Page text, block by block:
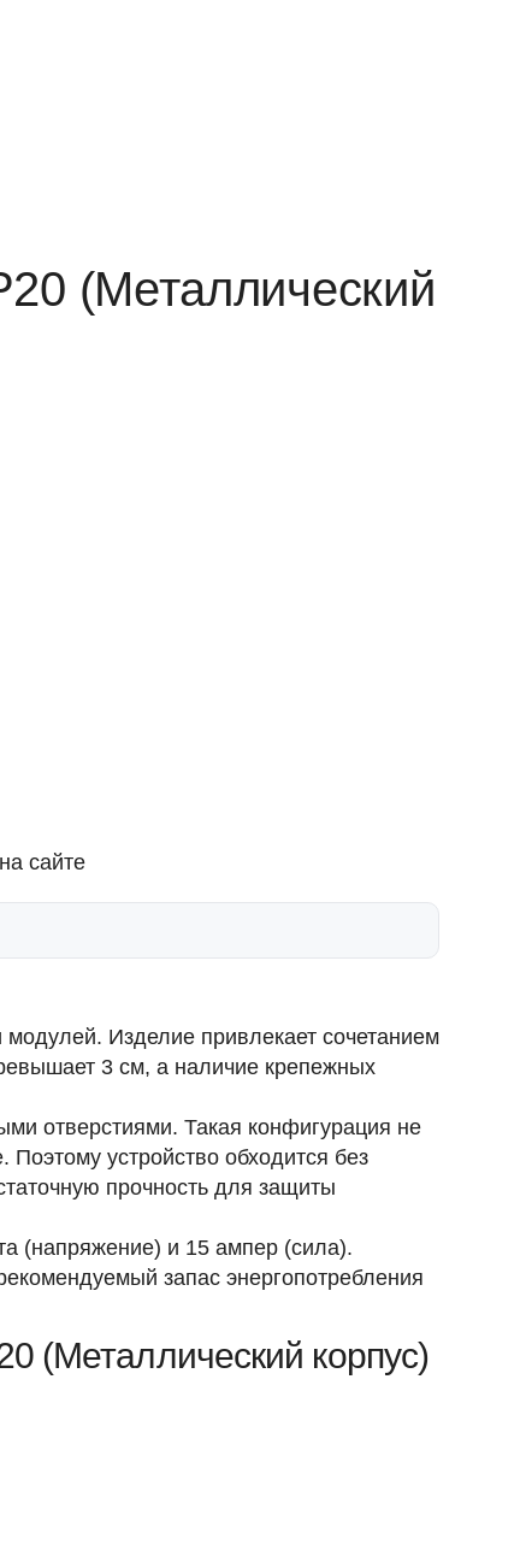
(Металлический
сайте
Изделие привлекает сочетанием
3 см, а наличие крепежных
отверстиями. Такая конфигурация не
Поэтому устройство обходится без
прочность для защиты
(напряжение) и 15 ампер (сила).
запас энергопотребления
(Металлический корпус)